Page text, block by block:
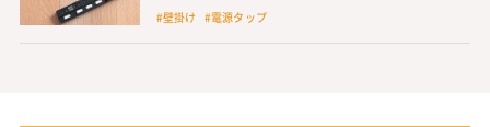
#壁掛け #電源タップ